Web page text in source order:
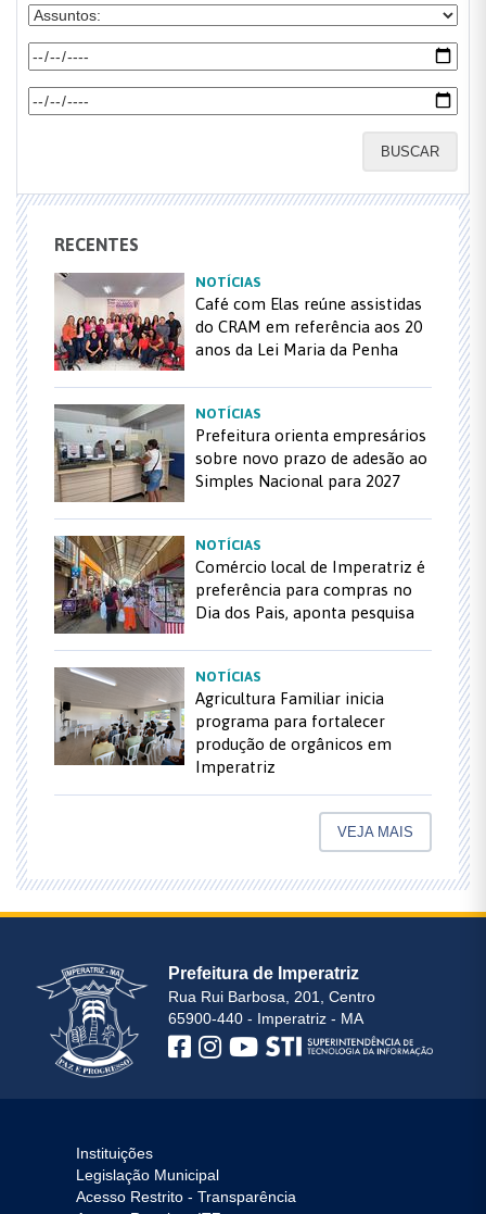
BUSCAR
RECENTES
NOTÍCIAS
Café com Elas reúne assistidas
do CRAM em referência aos 20
anos da Lei Maria da Penha
NOTÍCIAS
Prefeitura orienta empresários
sobre novo prazo de adesão ao
Simples Nacional para 2027
NOTÍCIAS
Comércio local de Imperatriz é
preferência para compras no
Dia dos Pais, aponta pesquisa
NOTÍCIAS
Agricultura Familiar inicia
programa para fortalecer
produção de orgânicos em
Imperatriz
VEJA MAIS
Prefeitura de Imperatriz
Rua Rui Barbosa, 201, Centro
65900-440 - Imperatriz - MA
Instituições
Legislação Municipal
Acesso Restrito - Transparência